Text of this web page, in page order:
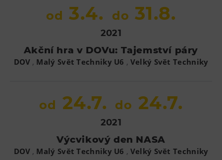
od 3.4. do 31.8.
2021
Akční hra v DOVu: Tajemství páry
DOV , Malý Svět Techniky U6 , Velký Svět Techniky
od 24.7. do 24.7.
2021
Výcvikový den NASA
DOV , Malý Svět Techniky U6 , Velký Svět Techniky